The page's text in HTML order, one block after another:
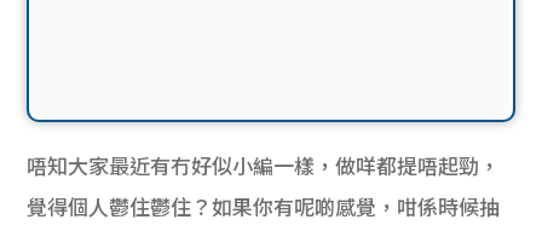
唔知大家最近有冇好似小編一樣，做咩都提唔起勁，
覺得個人鬱住鬱住？如果你有呢啲感覺，咁係時候抽